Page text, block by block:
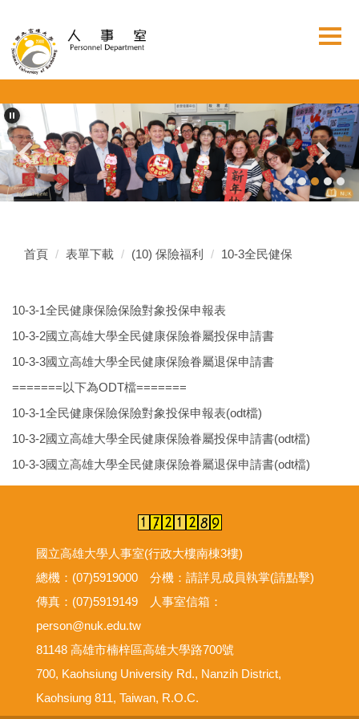
主
要
內
區
首頁 表單下載 (10) 保險福利 10-3全民健保
10-3-1全民健康保險保險對象投保申報表
10-3-2國立高雄大學全民健康保險眷屬投保申請書
10-3-3國立高雄大學全民健康保險眷屬退保申請書
=======以下為ODT檔=======
10-3-1全民健康保險保險對象投保申報表(odt檔)
10-3-2國立高雄大學全民健康保險眷屬投保申請書(odt檔)
10-3-3國立高雄大學全民健康保險眷屬退保申請書(odt檔)
國立高雄大學人事室(行政大樓南棟3樓)
總機：(07)5919000 分機： 請詳見成員執掌(請點擊)
傳真：(07)5919149 人事室信箱：
person@nuk.edu.tw
81148 高雄市楠梓區高雄大學路700號
700, Kaohsiung University Rd., Nanzih District,
Kaohsiung 811, Taiwan, R.O.C.